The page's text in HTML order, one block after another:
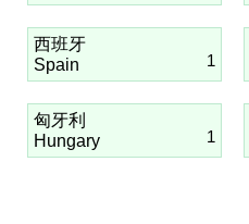
西班牙
Spain
1
匈牙利
Hungary
1